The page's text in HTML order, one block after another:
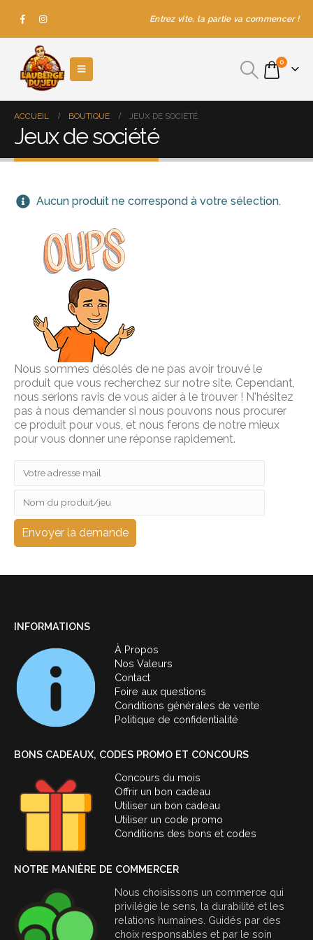
Entrez vite, la partie va commencer !
0
ACCUEIL BOUTIQUE JEUX DE SOCIÉTÉ
Jeux de société
Aucun produit ne correspond à votre sélection.
Nous sommes désolés de ne pas avoir trouvé le
produit que vous recherchez sur notre site. Cependant,
nous serions ravis de vous aider à le trouver ! N'hésitez
pas à nous demander si nous pouvons nous procurer
ce produit pour vous, et nous ferons de notre mieux
pour vous donner une réponse rapidement.
INFORMATIONS
À Propos
Nos Valeurs
Contact
Foire aux questions
Conditions générales de vente
Politique de confidentialité
BONS CADEAUX, CODES PROMO ET CONCOURS
Concours du mois
Offrir un bon cadeau
Utiliser un bon cadeau
Utiliser un code promo
Conditions des bons et codes
NOTRE MANIÈRE DE COMMERCER
Nous choisissons un commerce qui
privilégie le sens, la durabilité et les
relations humaines. Guidés par des
choix responsables et par le soin